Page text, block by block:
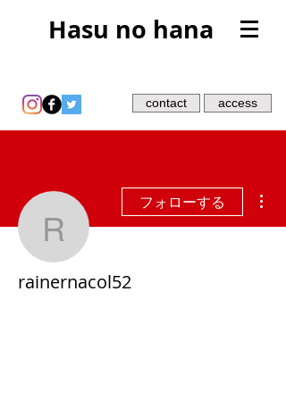
Hasu no hana
contact access
rainernacol52
フォローする
rainernacol52